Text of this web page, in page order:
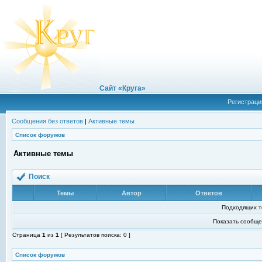
Сайт «Круга»
Сообщения без ответов | Активные темы
Список форумов
Активные темы
Поиск
Темы Автор Ответов
Подходящих
Показать
Страница 1 из 1 [ Результатов поиска: 0 ]
Список форумов